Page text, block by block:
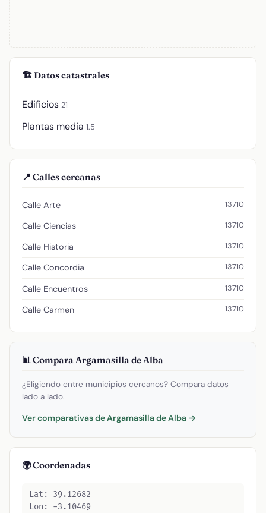
🏗️ Datos catastrales
Edificios 21
Plantas media 1.5
📍 Calles cercanas
Calle Arte 13710
Calle Ciencias 13710
Calle Historia 13710
Calle Concordia 13710
Calle Encuentros 13710
Calle Carmen 13710
📊 Compara Argamasilla de Alba
¿Eligiendo entre municipios cercanos? Compara datos
lado a lado.
Ver comparativas de Argamasilla de Alba →
🌍 Coordenadas
Lat: 39.12682
Lon: -3.10469